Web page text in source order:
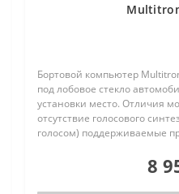
Бортовой компьютер
под лобовое стекло
установки место. Отличия
отсутствие голосового
голосом) поддерживаемые
8